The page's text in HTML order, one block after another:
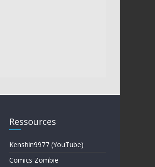
Ressources
Kenshin9977 (YouTube)
Comics Zombie